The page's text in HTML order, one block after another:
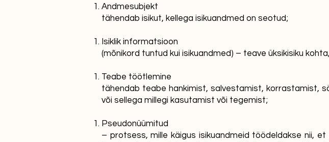
Andmesubjekt
tähendab isikut, kellega isikuandmed on seotud;
Isiklik informatsioon
(mõnikord tuntud kui isikuandmed) – teave üksikisiku
Teabe töötlemine
tähendab teabe hankimist, salvestamist, korrastamist,
või sellega millegi kasutamist või tegemist;
Pseudonüümitud
– protsess, mille käigus isikuandmeid töödeldakse nii,